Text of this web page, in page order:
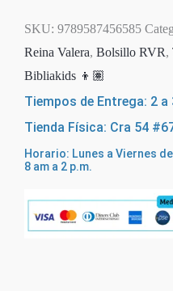
SKU: 9789587456585
Reina Valera, Bolsillo RVR,
Bibliakids 👦🏽
Tiempos de Entrega: 2 a
Tienda Física: Cra 54
Horario: Lunes a Viernes
8 am a 2 p.m.